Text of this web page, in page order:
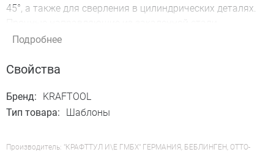
45°, а также для сверления в цилиндрических деталях.
Метки на корпусе для точного позиционирования.
резины.
При сверлении на ровной поверхности под углом 90°, в
край детали под углом 45°, в цилиндрических деталях.
Подробнее
Свойства
Бренд:
KRAFTOOL
Тип товара:
Шаблоны
Производитель: "КРАФТТУЛ И\Е ГМБХ" ГЕРМАНИЯ, БЕБЛИНГЕН, OTTO-